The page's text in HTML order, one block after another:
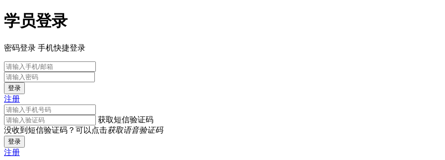
学员登录
密码登录 手机快捷登录
登录
注册
获取短信验证码
没收到短信验证码？可以点击获取语音验证码
登录
注册